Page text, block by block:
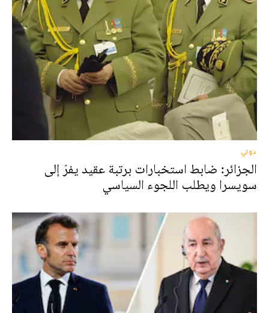
دولي
الجزائر: ضابط استخبارات برتبة عقيد يفرّ إلى
سويسرا ويطلب اللجوء السياسي